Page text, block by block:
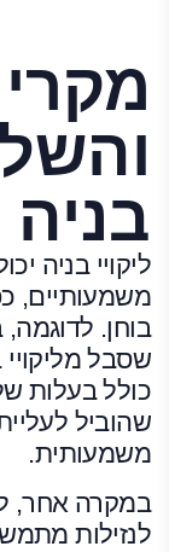
בניה
ליקויי בניה
משמעותיים,
בוחן. לדוגמה,
שסבל
שהוביל
משמעותית.
במקרה אחר,
לנזילות